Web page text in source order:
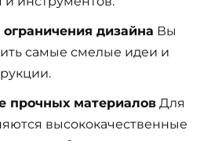
дизайна Вы
самые смелые идеи и
прочных материалов Для
высококачественные